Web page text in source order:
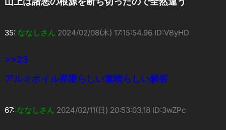
35: ななしさん 2024/02/08(木) 17:15:54.96 ID:VByHD
>>23
アルミホイル界隈らしい素晴らしい解答
67: ななしさん 2024/02/11(日) 20:53:03.18 ID:3wZPc